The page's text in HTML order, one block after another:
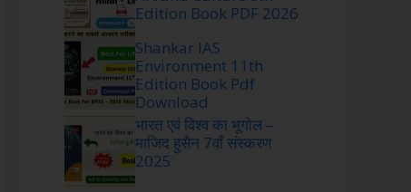
Edition Book PDF 2026
Shankar IAS
Environment 11th
Edition Book Pdf
Download
भारत एवं विश्व का भूगोल –
माजिद हुसैन 7वाँ संस्करण
2025